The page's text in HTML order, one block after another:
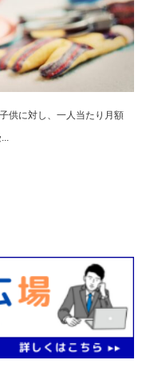
供に対し、一人当たり月額